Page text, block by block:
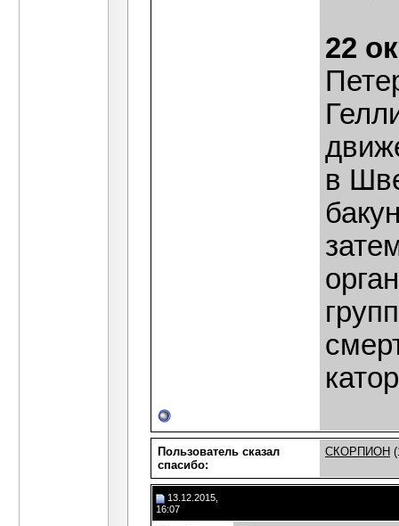
22
в
Пользователь сказал
cпасибо:
СКОРПИОН
13.12.2015,
16:07